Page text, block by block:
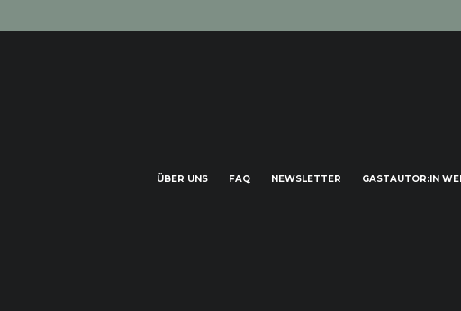
ÜBER UNS FAQ NEWSLETTER GASTAUTOR:IN